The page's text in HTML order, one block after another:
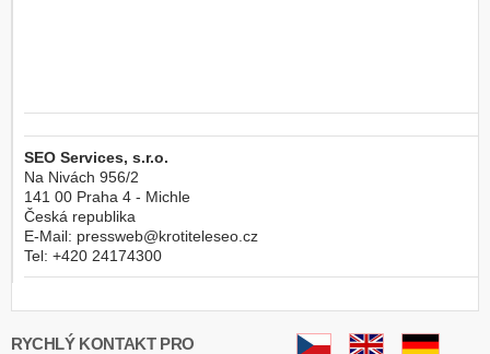
SEO Services, s.r.o.
Na Nivách 956/2
141 00 Praha 4 - Michle
Česká republika
E-Mail: pressweb@krotiteleseo.cz
Tel: +420 24174300
RYCHLÝ KONTAKT PRO